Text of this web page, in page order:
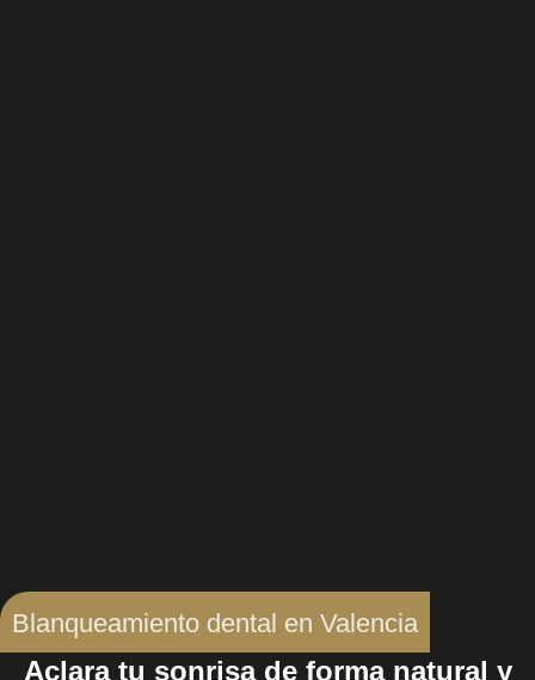
Blanqueamiento dental en Valencia
Aclara tu sonrisa de forma natural y